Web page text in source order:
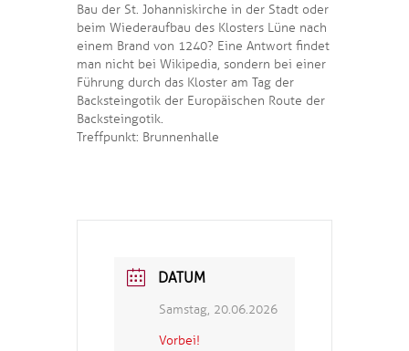
Bau der St. Johanniskirche in der Stadt oder
beim Wiederaufbau des Klosters Lüne nach
einem Brand von 1240? Eine Antwort findet
man nicht bei Wikipedia, sondern bei einer
Führung durch das Kloster am Tag der
Backsteingotik der Europäischen Route der
Backsteingotik.
Treffpunkt: Brunnenhalle
DATUM
Samstag, 20.06.2026
Vorbei!